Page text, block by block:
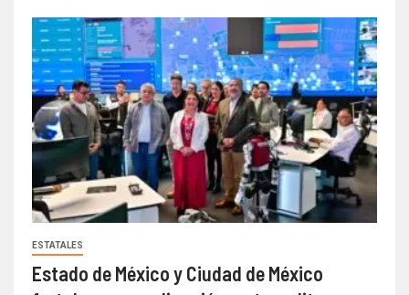
ESTATALES
Estado de México y Ciudad de México